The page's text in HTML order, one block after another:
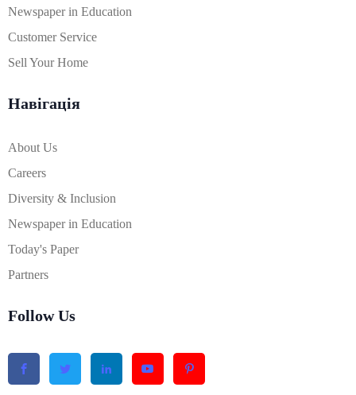
Newspaper in Education
Customer Service
Sell Your Home
Навігація
About Us
Careers
Diversity & Inclusion
Newspaper in Education
Today's Paper
Partners
Follow Us